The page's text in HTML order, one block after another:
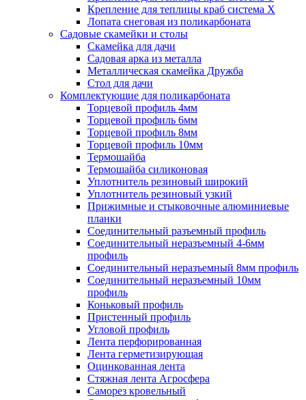
Крепление для теплицы краб система Х
Лопата снеговая из поликарбоната
Садовые скамейки и столы
Скамейка для дачи
Садовая арка из металла
Металлическая скамейка Дружба
Стол для дачи
Комплектующие для поликарбоната
Торцевой профиль 4мм
Торцевой профиль 6мм
Торцевой профиль 8мм
Торцевой профиль 10мм
Термошайба
Термошайба силиконовая
Уплотнитель резиновый широкий
Уплотнитель резиновый узкий
Прижимные и стыковочные алюминиевые
планки
Соединительный разъемный профиль
Соединительный неразъемный 4-6мм
профиль
Соединительный неразъемный 8мм профиль
Соединительный неразъемный 10мм
профиль
Коньковый профиль
Пристенный профиль
Угловой профиль
Лента перфорированная
Лента герметизирующая
Оцинкованная лента
Стяжная лента Агросфера
Саморез кровельный